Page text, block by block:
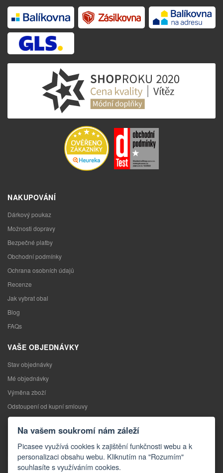
NAKUPOVÁNÍ
Dárkový poukaz
Možnosti dopravy
Bezpečné platby
Obchodní podmínky
Ochrana osobních údajů
Recenze
Jak vybrat obal
Blog
FAQs
VAŠE OBJEDNÁVKY
Stav objednávky
Mé objednávky
Výměna zboží
Odstoupení od kupní smlouvy
Reklamace
KONTAKTY
Kontakty
Na vašem soukromí nám záleží
Picasee využívá cookies k zajištění funkčnosti webu a k
personalizaci obsahu webu. Kliknutím na "Rozumím"
souhlasíte s využíváním cookies.